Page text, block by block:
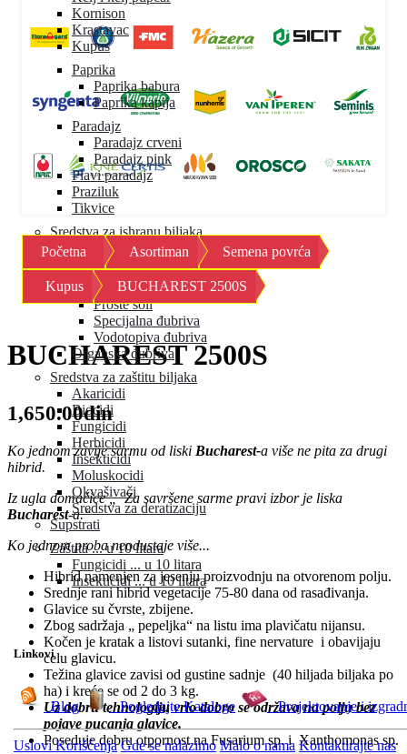
Kornison
Krastavac
Kupus
Paprika
Paprika babura
Paprika kapija
Paradajz
Paradajz crveni
Paradajz pink
Plavi paradajz
Praziluk
Tikvice
Sredstva za ishranu biljaka
Mineralna đubriva
Granulisana đubriva
Mikroelementi
Proste soli
Specijalna đubriva
Vodotopiva đubriva
Organska đubriva
Sredstva za zaštitu biljaka
Akaricidi
Biocidi
Fungicidi
Herbicidi
Insekticidi
Moluskocidi
Okvašivači
Sredstva za deratizaciju
Supstrati
Zaštita ... u 10 litara
Fungicidi ... u 10 litara
Insekticidi ... u 10 litara
Linkovi
Blog Pogledajte Kataloge Projektovanje i
Uslovi Korišćenja Gde se nalazimo Malo o nama Kontaktirajte nas
Početna Asortiman Semena povrća
Kupus BUCHAREST 2500S
BUCHAREST 2500S
1,650.00din
Ko jednom zavije sarmu od liski Bucharest-a više ne pita za drugi
hibrid.
Iz ugla domaćice „ Za savršene sarme pravi izbor je liska
Bucharest-a.“
Ko jednom proba neodustaje više...
Hibrid namenjen za jesenju proizvodnju na otvorenom polju.
Srednje rani hibrid vegetacije 75-80 dana od rasađivanja.
Glavice su čvrste, zbijene.
Zbog sadržaja „ pepeljka“ na listu ima plavičatu nijansu.
Kočen je kratak a listovi sutanki, fine nervature i obavijaju
celu glavicu.
Težina glavice zavisi od gustine sadnje (40 hiljada biljaka po
ha) i kreće se od 2 do 3 kg.
Uz dobru tehnologiju vrlo dobro se održava na polju bez
pojave pucanja glavice.
Poseduje dobru otpornost na Fusarium sp. i Xanthomonas sp.